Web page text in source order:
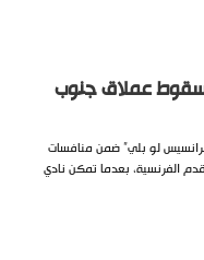
لو بلي” ضمن منافسات
الفرنسية، بعدما تمكن نادي